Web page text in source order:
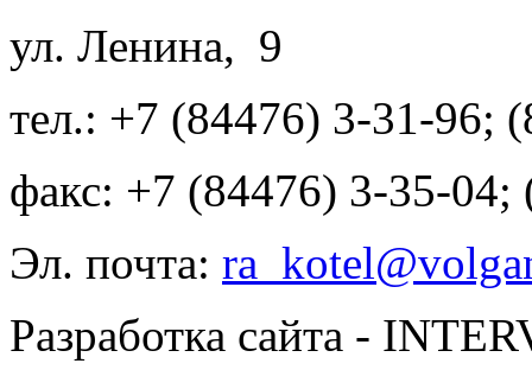
ул. Ленина, 9
тел.: +7 (84476) 3-31-96;
факс: +7 (84476) 3-35-04;
Эл. почта:
Разработка сайта -